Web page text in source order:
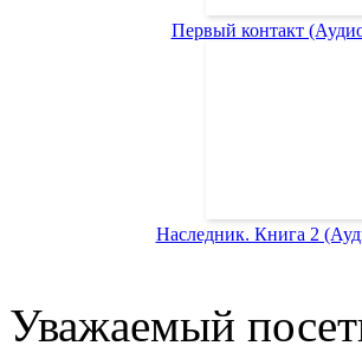
Первый контакт
Наследник. Книга 2
Уважаемый